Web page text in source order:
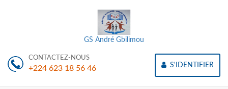
GS André Gbilimou
CONTACTEZ-NOUS
+224 623 18 56 46 S'IDENTIFIER